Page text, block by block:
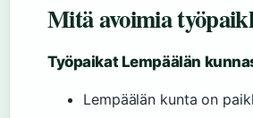
Mitä avoimia
Työpaikat Lempäälän
Lempäälän kunta on